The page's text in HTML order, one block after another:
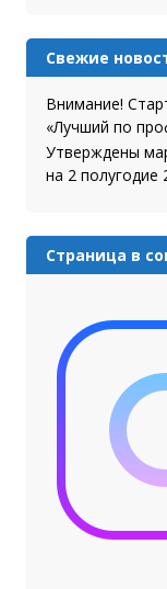
Свежие
Внимание!
«Лучший по
Утверждены
на 2 полугодие
Страница в